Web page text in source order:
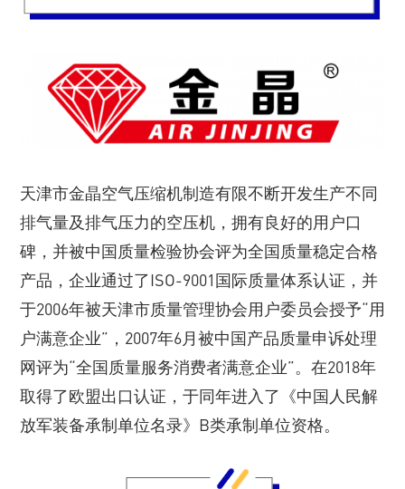
天津市金晶空气压缩机制造有限不断开发生产不同
排气量及排气压力的空压机，拥有良好的用户口
碑，并被中国质量检验协会评为全国质量稳定合格
产品，企业通过了ISO-9001国际质量体系认证，并
于2006年被天津市质量管理协会用户委员会授予“用
户满意企业”，2007年6月被中国产品质量申诉处理
网评为“全国质量服务消费者满意企业”。在2018年
取得了欧盟出口认证，于同年进入了《中国人民解
放军装备承制单位名录》B类承制单位资格。